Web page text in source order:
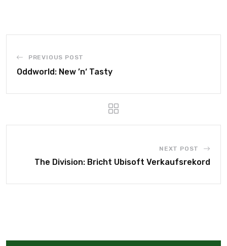
PREVIOUS POST
Oddworld: New ’n‘ Tasty
NEXT POST
The Division: Bricht Ubisoft Verkaufsrekord